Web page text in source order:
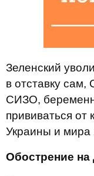
Зеленский
в отставку сам,
СИЗО,
прививаться от
Украины и мира
Обострение на